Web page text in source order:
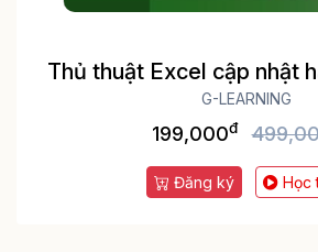
Thủ thuật Excel cập nhật
dân văn phòng
G-LEARNING
199,000đ
Đăng ký Học